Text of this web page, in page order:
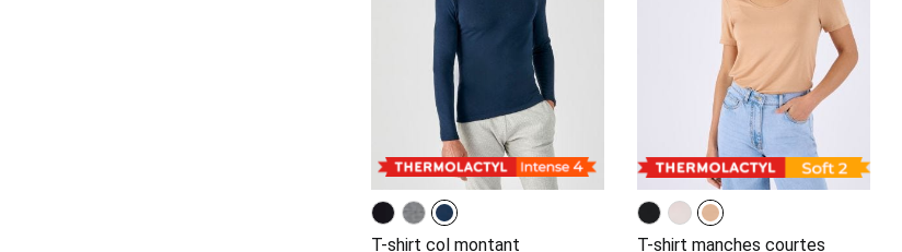
T-shirt col montant
T-shirt manches courtes